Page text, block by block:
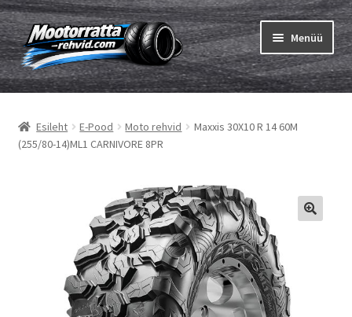
Liigu
navigeerimisele
Liigu
sisu
juurde
Menüü
Rehvid
Ava
Sisekumm
Ava
Esileht E-Pood Moto rehvid
Maxxis 30X10 R 14 60M
(255/80-14)ML1 CARNIVORE 8PR